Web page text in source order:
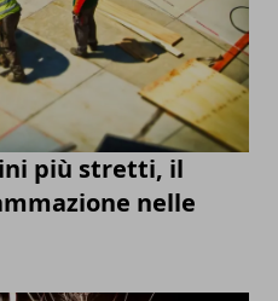
più stretti, il
nelle